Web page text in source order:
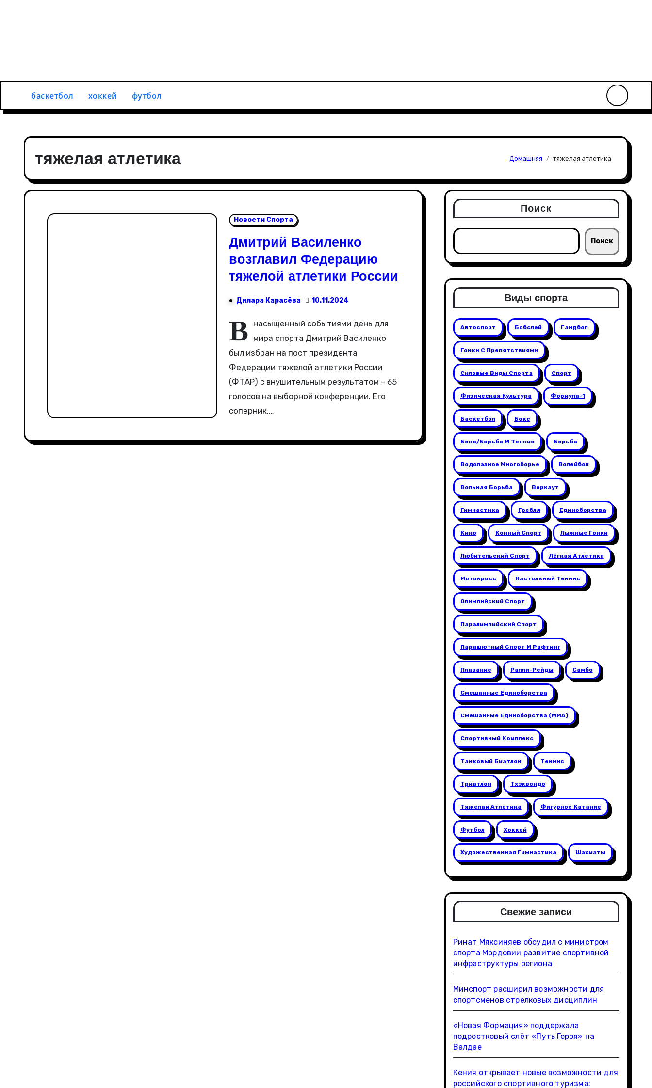
баскетбол хоккей футбол
тяжелая атлетика Домашняя тяжелая атлетика
Новости Спорта
Дмитрий Василенко
возглавил Федерацию
тяжелой атлетики России
Дилара Карасёва 10.11.2024
В насыщенный событиями день для
мира спорта Дмитрий Василенко
был избран на пост президента
Федерации тяжелой атлетики России
(ФТАР) с внушительным результатом – 65
голосов на выборной конференции. Его
соперник,…
Поиск
Поиск
Виды спорта
Автоспорт Бобслей Гандбол
Гонки С Препятствиями
Силовые Виды Спорта Спорт
Физическая Культура Формула-1
Баскетбол Бокс
Бокс/борьба И Теннис Борьба
Водолазное Многоборье Волейбол
Вольная Борьба Воркаут
Гимнастика Гребля Единоборства
Кино Конный Спорт Лыжные Гонки
Любительский Спорт Лёгкая Атлетика
Мотокросс Настольный Теннис
Олимпийский Спорт
Паралимпийский Спорт
Парашютный Спорт И Рафтинг
Плавание Ралли-Рейды Самбо
Смешанные Единоборства
Смешанные Единоборства (ММА)
Спортивный Комплекс
Танковый Биатлон Теннис
Триатлон Тхэквондо
Тяжелая Атлетика Фигурное Катание
Футбол Хоккей
Художественная Гимнастика Шахматы
Свежие записи
Ринат Мяксиняев обсудил с министром
спорта Мордовии развитие спортивной
инфраструктуры региона
Минспорт расширил возможности для
спортсменов стрелковых дисциплин
«Новая Формация» поддержала
подростковый слёт «Путь Героя» на
Валдае
Кения открывает новые возможности для
российского спортивного туризма: